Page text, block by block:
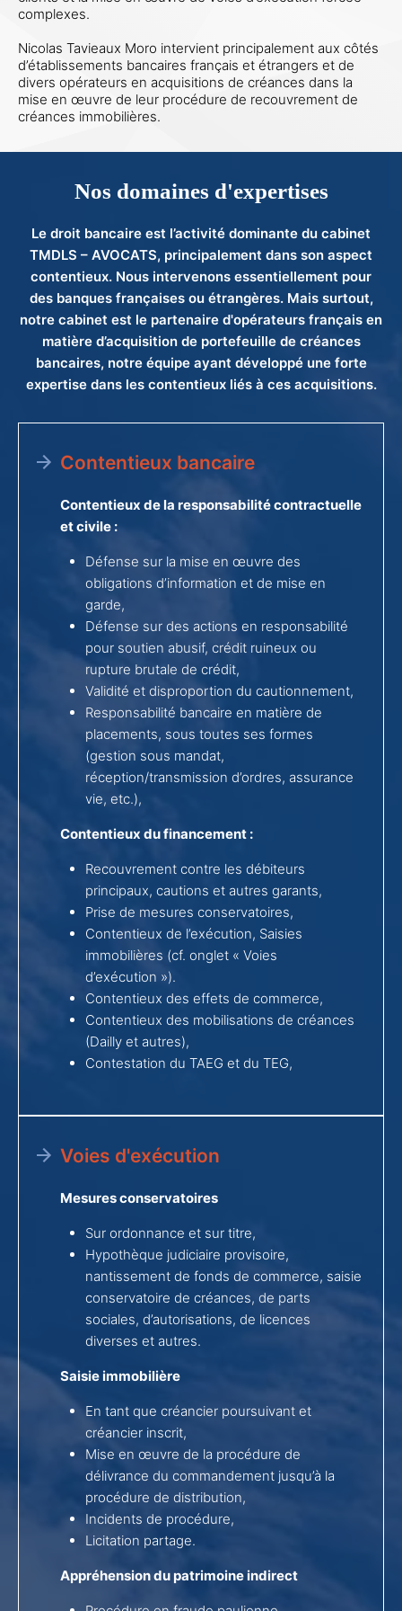
complexes.
Nicolas Tavieaux Moro intervient principalement aux côtés
d’établissements bancaires français et étrangers et de
divers opérateurs en acquisitions de créances dans la
mise en œuvre de leur procédure de recouvrement de
créances immobilières.
Nos domaines d'expertises
Le droit bancaire est l’activité dominante du cabinet
TMDLS – AVOCATS, principalement dans son aspect
contentieux. Nous intervenons essentiellement pour
des banques françaises ou étrangères. Mais surtout,
notre cabinet est le partenaire d'opérateurs français en
matière d’acquisition de portefeuille de créances
bancaires, notre équipe ayant développé une forte
expertise dans les contentieux liés à ces acquisitions.
Contentieux bancaire
Contentieux de la responsabilité contractuelle
et civile :
Défense sur la mise en œuvre des
obligations d’information et de mise en
garde,
Défense sur des actions en responsabilité
pour soutien abusif, crédit ruineux ou
rupture brutale de crédit,
Validité et disproportion du cautionnement,
Responsabilité bancaire en matière de
placements, sous toutes ses formes
(gestion sous mandat,
réception/transmission d’ordres, assurance
vie, etc.),
Contentieux du financement :
Recouvrement contre les débiteurs
principaux, cautions et autres garants,
Prise de mesures conservatoires,
Contentieux de l’exécution, Saisies
immobilières (cf. onglet « Voies
d’exécution »).
Contentieux des effets de commerce,
Contentieux des mobilisations de créances
(Dailly et autres),
Contestation du TAEG et du TEG,
Voies d'exécution
Mesures conservatoires
Sur ordonnance et sur titre,
Hypothèque judiciaire provisoire,
nantissement de fonds de commerce, saisie
conservatoire de créances, de parts
sociales, d’autorisations, de licences
diverses et autres.
Saisie immobilière
En tant que créancier poursuivant et
créancier inscrit,
Mise en œuvre de la procédure de
délivrance du commandement jusqu’à la
procédure de distribution,
Incidents de procédure,
Licitation partage.
Appréhension du patrimoine indirect